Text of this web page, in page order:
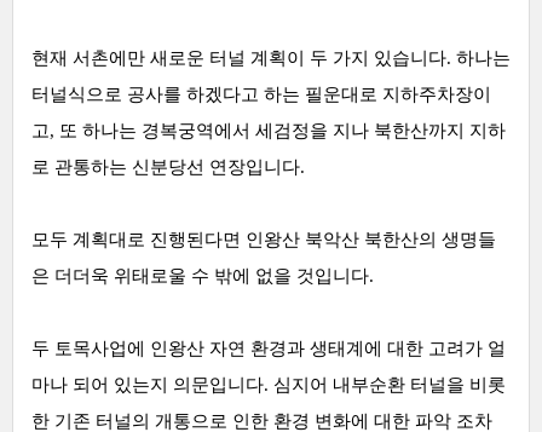
현재 서촌에만 새로운 터널 계획이 두 가지 있습니다. 하나는
터널식으로 공사를 하겠다고 하는 필운대로 지하주차장이
고, 또 하나는 경복궁역에서 세검정을 지나 북한산까지 지하
로 관통하는 신분당선 연장입니다.
모두 계획대로 진행된다면 인왕산 북악산 북한산의 생명들
은 더더욱 위태로울 수 밖에 없을 것입니다.
두 토목사업에 인왕산 자연 환경과 생태계에 대한 고려가 얼
마나 되어 있는지 의문입니다. 심지어 내부순환 터널을 비롯
한 기존 터널의 개통으로 인한 환경 변화에 대한 파악 조차